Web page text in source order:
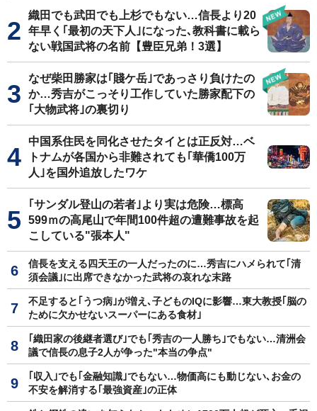
織田でも武田でも上杉でもない…信長より20
年早く｢最初の天下人｣になった､教科書に載ら
ない戦国武将の名前【豊臣兄弟！3選】
なぜ柴田勝家は｢賤ケ岳｣であっさり負けたの
か…秀吉がこっそり工作していた勝家配下の
｢大物武将｣の裏切り
中国系住民を同化させたタイとは正反対…ベ
トナムが各国から非難されても｢華僑100万
人｣を国外追放したワケ
｢サンダル登山の若者｣より実は危険…標高
599ｍの高尾山で年間100件超の遭難事故を起
こしている"張本人"
信長を支える四天王の一人だったのに…秀吉にハメられて｢清
須会議｣に出席できなかった武将の哀れな末路
不足すると｢うつ病｣が増え､子どものIQに影響…東大教授｢脳の
ために欠かせないスーパーにある食材｣
｢織田家の後継者選び｣でも｢秀吉の一人勝ち｣でもない…清洲会
議で信長の息子2人が争った"本当の争点"
｢収入｣でも｢金融知識｣でもない…物価高にも動じない､お金の
不安を解消する｢最強資産｣の正体